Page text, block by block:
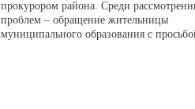
прокурором района. Среди
проблем – обращение жительницы
муниципального образования с